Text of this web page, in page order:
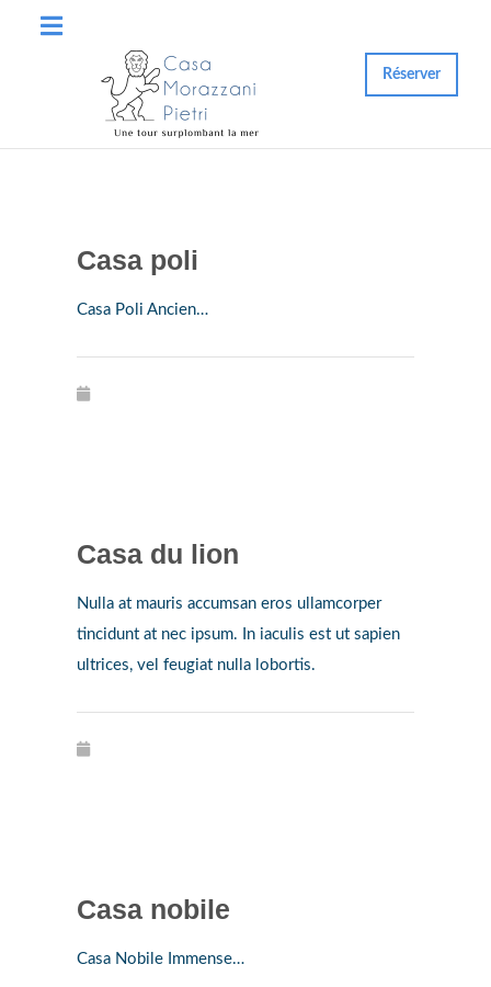
Réserver
Casa poli
Casa Poli Ancien…
Casa du lion
Nulla at mauris accumsan eros ullamcorper
tincidunt at nec ipsum. In iaculis est ut sapien
ultrices, vel feugiat nulla lobortis.
Casa nobile
Casa Nobile Immense…